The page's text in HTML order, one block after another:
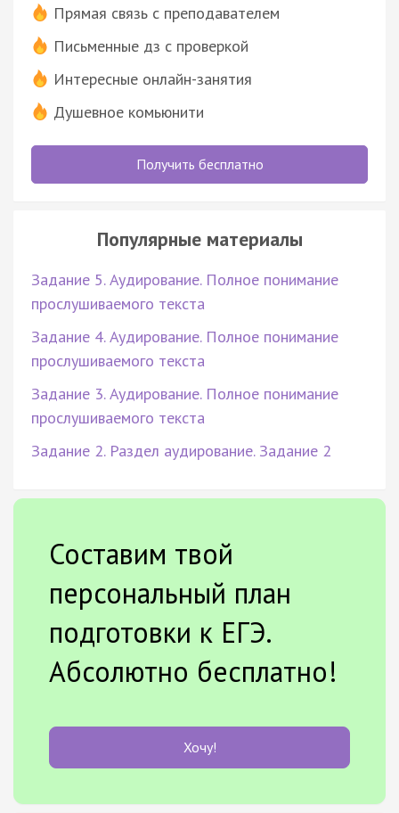
Прямая связь с преподавателем
Письменные дз с проверкой
Интересные онлайн-занятия
Душевное комьюнити
Получить бесплатно
Популярные материалы
Задание 5. Аудирование. Полное понимание
прослушиваемого текста
Задание 4. Аудирование. Полное понимание
прослушиваемого текста
Задание 3. Аудирование. Полное понимание
прослушиваемого текста
Задание 2. Раздел аудирование. Задание 2
Составим твой
персональный план
подготовки к ЕГЭ.
Абсолютно бесплатно!
Хочу!